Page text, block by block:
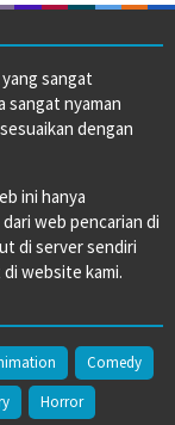
yang sangat
sangat nyaman
dengan
ini hanya
web pencarian di
di server sendiri
website kami.
Comedy
Horror